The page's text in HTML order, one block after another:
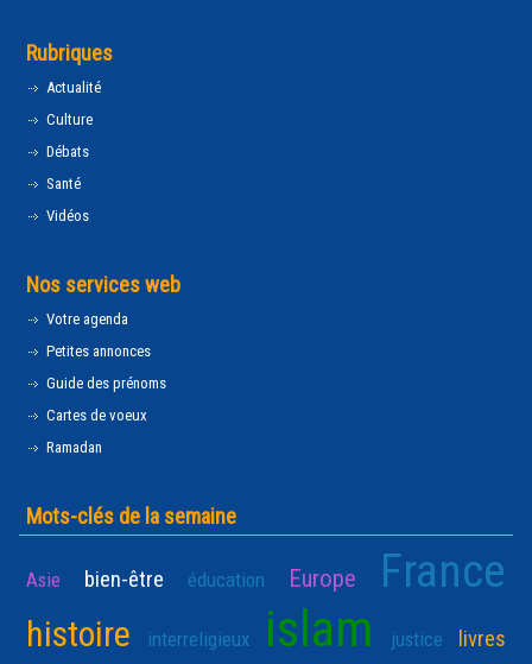
Rubriques
Actualité
Culture
Débats
Santé
Vidéos
Nos services web
Votre agenda
Petites annonces
Guide des prénoms
Cartes de voeux
Ramadan
Mots-clés de la semaine
Asie bien-être éducation Europe France
histoire interreligieux islam justice livres